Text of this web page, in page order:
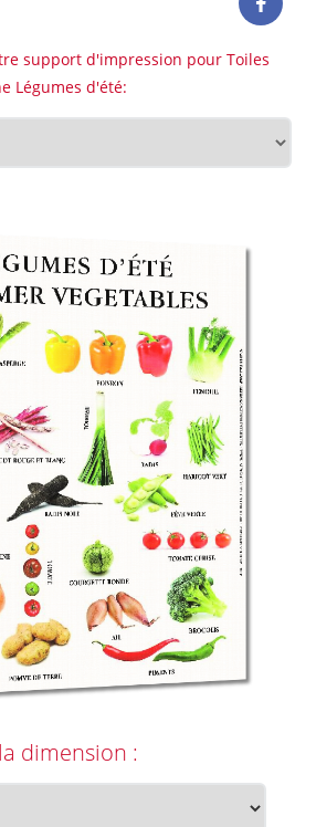
support d'impression pour Toiles
Légumes d'été:
dimension :